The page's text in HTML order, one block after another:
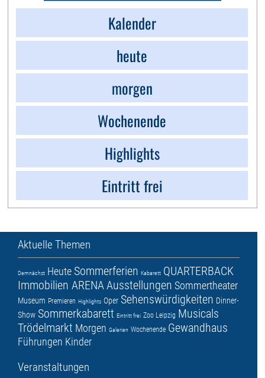
Kalender
heute
morgen
Wochenende
Highlights
Eintritt frei
Aktuelle Themen
Demnächst Heute Sommerferien Kabarett QUARTERBACK
Immobilien ARENAAusstellungen Sommertheater
Museum Premieren Highlights Oper Sehenswürdigkeiten Dinner-
Show Sommerkabarett Eintritt frei Zoo Leipzig Musicals
Trödelmarkt Morgen Galerien Wochenende Gewandhaus
Führungen Kinder
Veranstaltungen